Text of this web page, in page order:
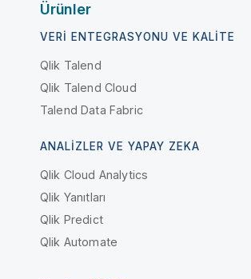
Ürünler
VERI ENTEGRASYONU VE KALITE
Qlik Talend
Qlik Talend Cloud
Talend Data Fabric
ANALIZLER VE YAPAY ZEKA
Qlik Cloud Analytics
Qlik Yanıtları
Qlik Predict
Qlik Automate